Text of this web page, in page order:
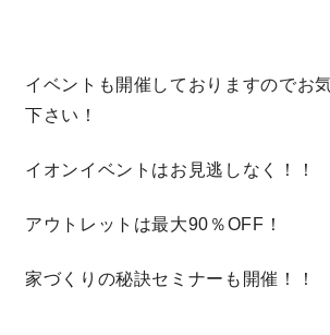
イベントも開催しておりますのでお
下さい！
イオンイベントはお見逃しなく！！
アウトレットは最大90％OFF！
家づくりの秘訣セミナーも開催！！